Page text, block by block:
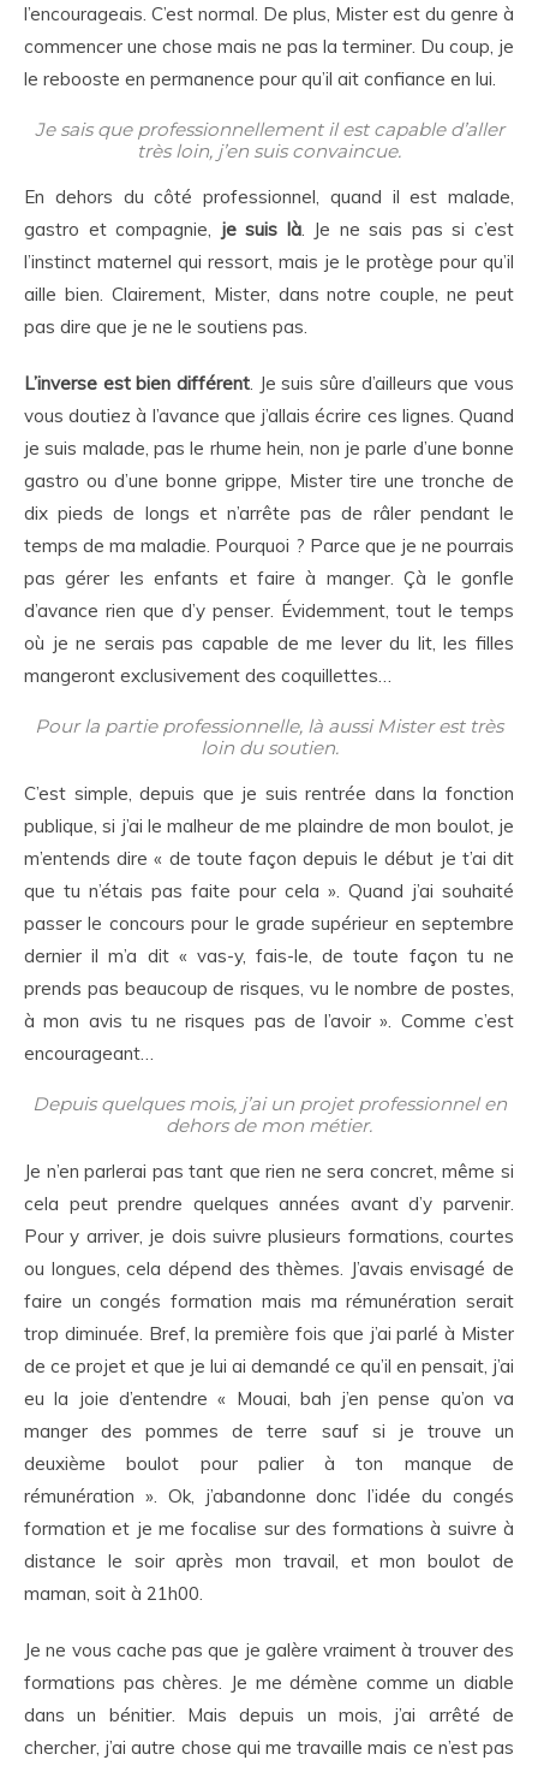
l’encourageais. C’est normal. De plus, Mister est du genre à
commencer une chose mais ne pas la terminer. Du coup, je
le rebooste en permanence pour qu’il ait confiance en lui.
Je sais que professionnellement il est capable d’aller
très loin, j’en suis convaincue.
En dehors du côté professionnel, quand il est malade,
gastro et compagnie, je suis là. Je ne sais pas si c’est
l’instinct maternel qui ressort, mais je le protège pour qu’il
aille bien. Clairement, Mister, dans notre couple, ne peut
pas dire que je ne le soutiens pas.
L’inverse est bien différent. Je suis sûre d’ailleurs que vous
vous doutiez à l’avance que j’allais écrire ces lignes. Quand
je suis malade, pas le rhume hein, non je parle d’une bonne
gastro ou d’une bonne grippe, Mister tire une tronche de
dix pieds de longs et n’arrête pas de râler pendant le
temps de ma maladie. Pourquoi ? Parce que je ne pourrais
pas gérer les enfants et faire à manger. Çà le gonfle
d’avance rien que d’y penser. Évidemment, tout le temps
où je ne serais pas capable de me lever du lit, les filles
mangeront exclusivement des coquillettes…
Pour la partie professionnelle, là aussi Mister est très
loin du soutien.
C’est simple, depuis que je suis rentrée dans la fonction
publique, si j’ai le malheur de me plaindre de mon boulot, je
m’entends dire « de toute façon depuis le début je t’ai dit
que tu n’étais pas faite pour cela ». Quand j’ai souhaité
passer le concours pour le grade supérieur en septembre
dernier il m’a dit « vas-y, fais-le, de toute façon tu ne
prends pas beaucoup de risques, vu le nombre de postes,
à mon avis tu ne risques pas de l’avoir ». Comme c’est
encourageant…
Depuis quelques mois, j’ai un projet professionnel en
dehors de mon métier.
Je n’en parlerai pas tant que rien ne sera concret, même si
cela peut prendre quelques années avant d’y parvenir.
Pour y arriver, je dois suivre plusieurs formations, courtes
ou longues, cela dépend des thèmes. J’avais envisagé de
faire un congés formation mais ma rémunération serait
trop diminuée. Bref, la première fois que j’ai parlé à Mister
de ce projet et que je lui ai demandé ce qu’il en pensait, j’ai
eu la joie d’entendre « Mouai, bah j’en pense qu’on va
manger des pommes de terre sauf si je trouve un
deuxième boulot pour palier à ton manque de
rémunération ». Ok, j’abandonne donc l’idée du congés
formation et je me focalise sur des formations à suivre à
distance le soir après mon travail, et mon boulot de
maman, soit à 21h00.
Je ne vous cache pas que je galère vraiment à trouver des
formations pas chères. Je me démène comme un diable
dans un bénitier. Mais depuis un mois, j’ai arrêté de
chercher, j’ai autre chose qui me travaille mais ce n’est pas